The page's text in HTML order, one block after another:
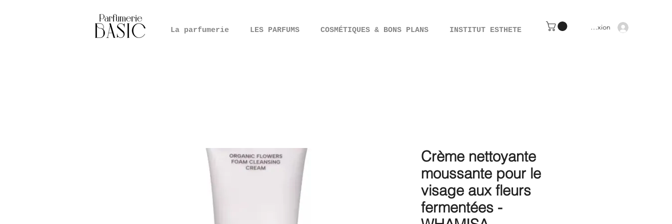
La parfumerie LES PARFUMS COSMÉTIQUES & BONS PLANS INSTITUT ESTHETE Connexion
Crème nettoyante
moussante pour le
visage aux fleurs
fermentées -